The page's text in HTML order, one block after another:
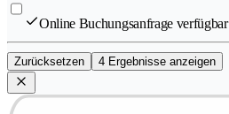
Online Buchungsanfrage verfügbar
Zurücksetzen 4 Ergebnisse anzeigen